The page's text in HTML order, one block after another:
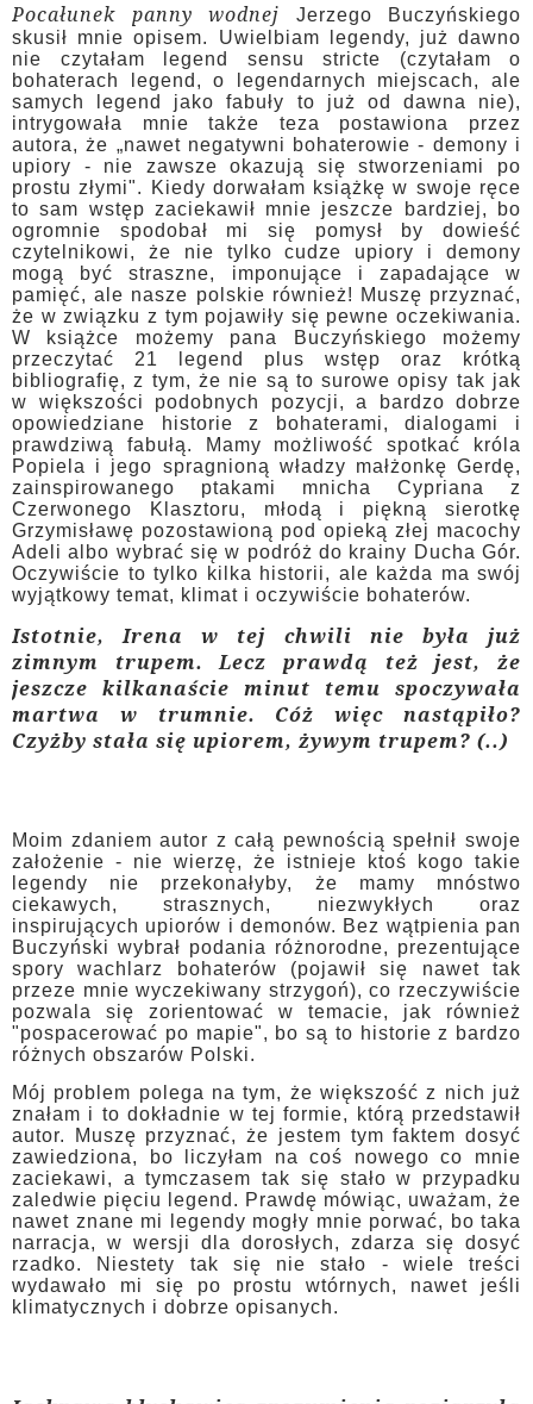
Pocałunek panny wodnej Jerzego Buczyńskiego
skusił mnie opisem. Uwielbiam legendy, już dawno
nie czytałam legend sensu stricte (czytałam o
bohaterach legend, o legendarnych miejscach, ale
samych legend jako fabuły to już od dawna nie),
intrygowała mnie także teza postawiona przez
autora, że „nawet negatywni bohaterowie - demony i
upiory - nie zawsze okazują się stworzeniami po
prostu złymi". Kiedy dorwałam książkę w swoje ręce
to sam wstęp zaciekawił mnie jeszcze bardziej, bo
ogromnie spodobał mi się pomysł by dowieść
czytelnikowi, że nie tylko cudze upiory i demony
mogą być straszne, imponujące i zapadające w
pamięć, ale nasze polskie również! Muszę przyznać,
że w związku z tym pojawiły się pewne oczekiwania.
W książce możemy pana Buczyńskiego możemy
przeczytać 21 legend plus wstęp oraz krótką
bibliografię, z tym, że nie są to surowe opisy tak jak
w większości podobnych pozycji, a bardzo dobrze
opowiedziane historie z bohaterami, dialogami i
prawdziwą fabułą. Mamy możliwość spotkać króla
Popiela i jego spragnioną władzy małżonkę Gerdę,
zainspirowanego ptakami mnicha Cypriana z
Czerwonego Klasztoru, młodą i piękną sierotkę
Grzymisławę pozostawioną pod opieką złej macochy
Adeli albo wybrać się w podróż do krainy Ducha Gór.
Oczywiście to tylko kilka historii, ale każda ma swój
wyjątkowy temat, klimat i oczywiście bohaterów.
Istotnie, Irena w tej chwili nie była już
zimnym trupem. Lecz prawdą też jest, że
jeszcze kilkanaście minut temu spoczywała
martwa w trumnie. Cóż więc nastąpiło?
Czyżby stała się upiorem, żywym trupem? (..)
Moim zdaniem autor z całą pewnością spełnił swoje
założenie - nie wierzę, że istnieje ktoś kogo takie
legendy nie przekonałyby, że mamy mnóstwo
ciekawych, strasznych, niezwykłych oraz
inspirujących upiorów i demonów. Bez wątpienia pan
Buczyński wybrał podania różnorodne, prezentujące
spory wachlarz bohaterów (pojawił się nawet tak
przeze mnie wyczekiwany strzygoń), co rzeczywiście
pozwala się zorientować w temacie, jak również
"pospacerować po mapie", bo są to historie z bardzo
różnych obszarów Polski.
Mój problem polega na tym, że większość z nich już
znałam i to dokładnie w tej formie, którą przedstawił
autor. Muszę przyznać, że jestem tym faktem dosyć
zawiedziona, bo liczyłam na coś nowego co mnie
zaciekawi, a tymczasem tak się stało w przypadku
zaledwie pięciu legend. Prawdę mówiąc, uważam, że
nawet znane mi legendy mogły mnie porwać, bo taka
narracja, w wersji dla dorosłych, zdarza się dosyć
rzadko. Niestety tak się nie stało - wiele treści
wydawało mi się po prostu wtórnych, nawet jeśli
klimatycznych i dobrze opisanych.